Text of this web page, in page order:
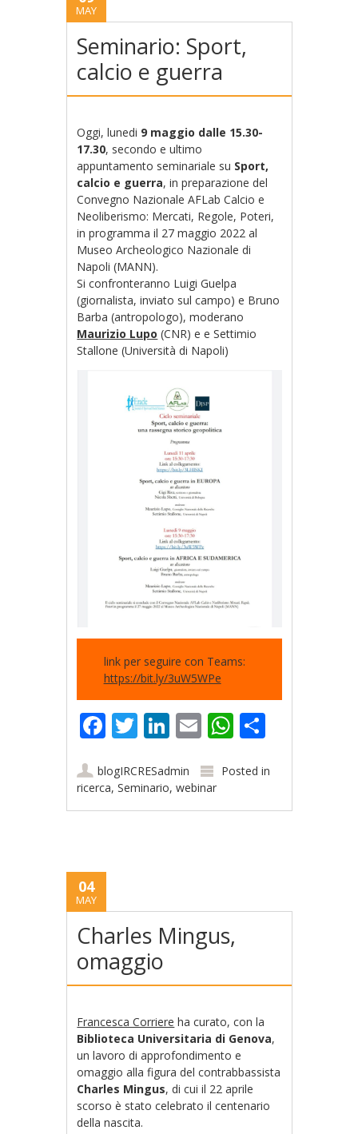
MAY
Seminario: Sport,
calcio e guerra
Oggi, lunedi 9 maggio dalle 15.30-
17.30, secondo e ultimo
appuntamento seminariale su Sport,
calcio e guerra, in preparazione del
Convegno Nazionale AFLab Calcio e
Neoliberismo: Mercati, Regole, Poteri,
in programma il 27 maggio 2022 al
Museo Archeologico Nazionale di
Napoli (MANN).
Si confronteranno Luigi Guelpa
(giornalista, inviato sul campo) e Bruno
Barba (antropologo), moderano
Maurizio Lupo (CNR) e e Settimio
Stallone (Università di Napoli)
link per seguire con Teams:
https://bit.ly/3uW5WPe
Facebook
Twitter
LinkedIn
EmailWhatsApp
blogIRCRESadmin
Posted in
ricerca,Seminario,webinar
04
MAY
Charles Mingus,
omaggio
Francesca Corriere ha curato, con la
Biblioteca Universitaria di Genova,
un lavoro di approfondimento e
omaggio alla figura del contrabbassista
Charles Mingus, di cui il 22 aprile
scorso è stato celebrato il centenario
della nascita.